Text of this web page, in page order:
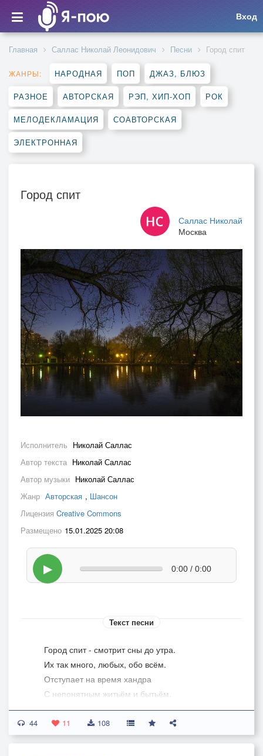
Вход
Главная Саллас Николай Леонидович Песни Город спит
ЖАНРЫ: НАРОДНАЯ ПОП ДЖАЗ, БЛЮЗ
РАЗНОЕ АВТОРСКАЯ РЭП, ХИП-ХОП РОК
МЕЛОДЕКЛАМАЦИЯ СОАВТОРСКАЯ
ЭЛЕКТРОННАЯ
Город спит
Саллас Николай
Москва
Исполнитель Николай Саллас
Автор текста Николай Саллас
Автор музыки Николай Саллас
Жанр Авторская , Шансон
Лицензия Creative Commons
Размещено 15.01.2025 20:08
▶ 0:00 / 0:00
Текст песни
Город спит - смотрит сны до утра.
Их так много, любых, обо всём.
Отступает на время хандра
С непонятным житьём и бытьём.
Дальний лес первым встретит рассвет.
Солнце ночку прогонит зарёй.
44 11 108